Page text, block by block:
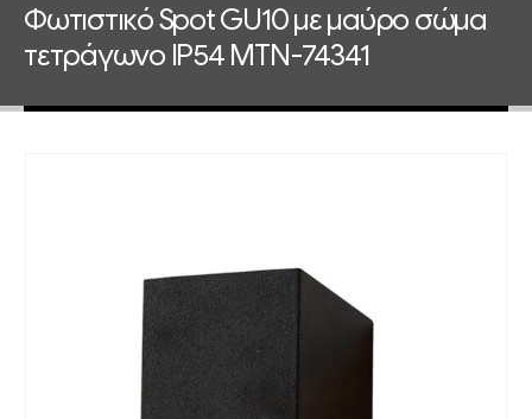
Φωτιστικό Spot GU10 με μαύρο σώμα
τετράγωνο IP54 MTN-74341